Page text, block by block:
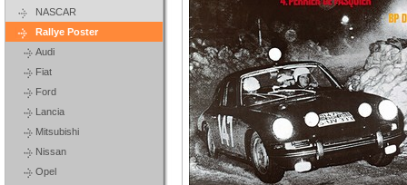
NASCAR
Rallye Poster
Audi
Fiat
Ford
Lancia
Mitsubishi
Nissan
Opel